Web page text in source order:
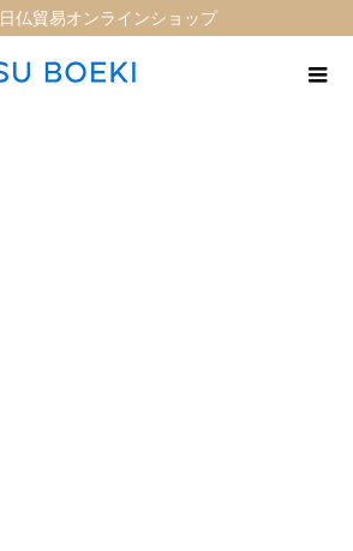
日仏貿易オンラインショップ